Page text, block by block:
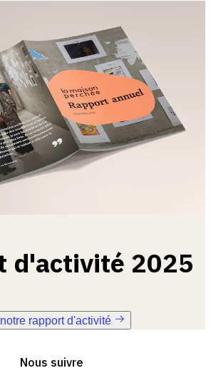
d'activité 2025
rapport d'activité
Nous suivre